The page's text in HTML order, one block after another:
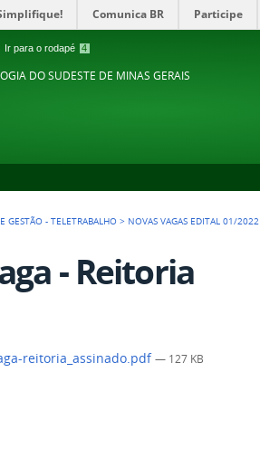
Ir para o rodapé 4
Comunica BR Participe
DO SUDESTE DE MINAS GERAIS
GESTÃO - TELETRABALHO > NOVAS VAGAS EDITAL 01/2022
- Reitoria
reitoria_assinado.pdf— 127 KB